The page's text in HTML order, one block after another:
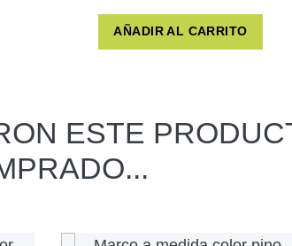
AÑADIR AL CARRITO
ESTE